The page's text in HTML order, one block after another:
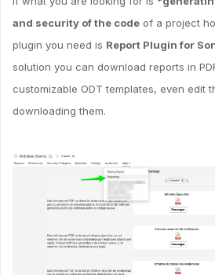
and security of the code of a project
plugin you need is Report Plugin for
solution you can download reports in
customizable ODT templates, even edit
downloading them.